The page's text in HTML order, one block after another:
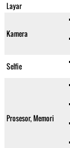
Layar
Kamera
Selfie
Prosesor, Memori